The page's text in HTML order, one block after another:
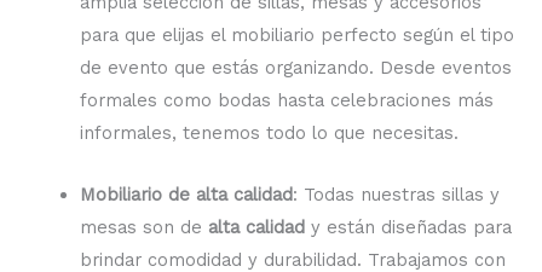
para que elijas el mobiliario perfecto según el tipo
de evento que estás organizando. Desde eventos
formales como bodas hasta celebraciones más
informales, tenemos todo lo que necesitas.
Mobiliario de alta calidad: Todas nuestras sillas y
mesas son de alta calidad y están diseñadas para
brindar comodidad y durabilidad. Trabajamos con